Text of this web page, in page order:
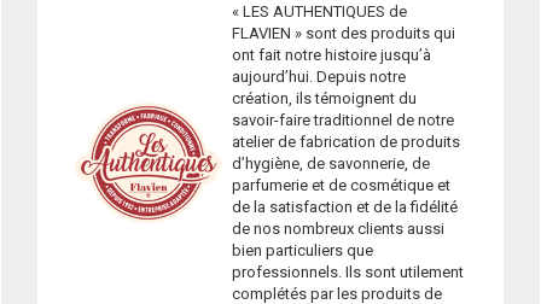
« LES AUTHENTIQUES de
FLAVIEN » sont des produits qui
ont fait notre histoire jusqu’à
aujourd’hui. Depuis notre
création, ils témoignent du
savoir-faire traditionnel de notre
atelier de fabrication de produits
d’hygiène, de savonnerie, de
parfumerie et de cosmétique et
de la satisfaction et de la fidélité
de nos nombreux clients aussi
bien particuliers que
professionnels. Ils sont utilement
complétés par les produits de